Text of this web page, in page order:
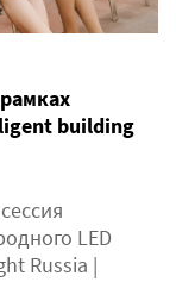
building
LED
Russia |